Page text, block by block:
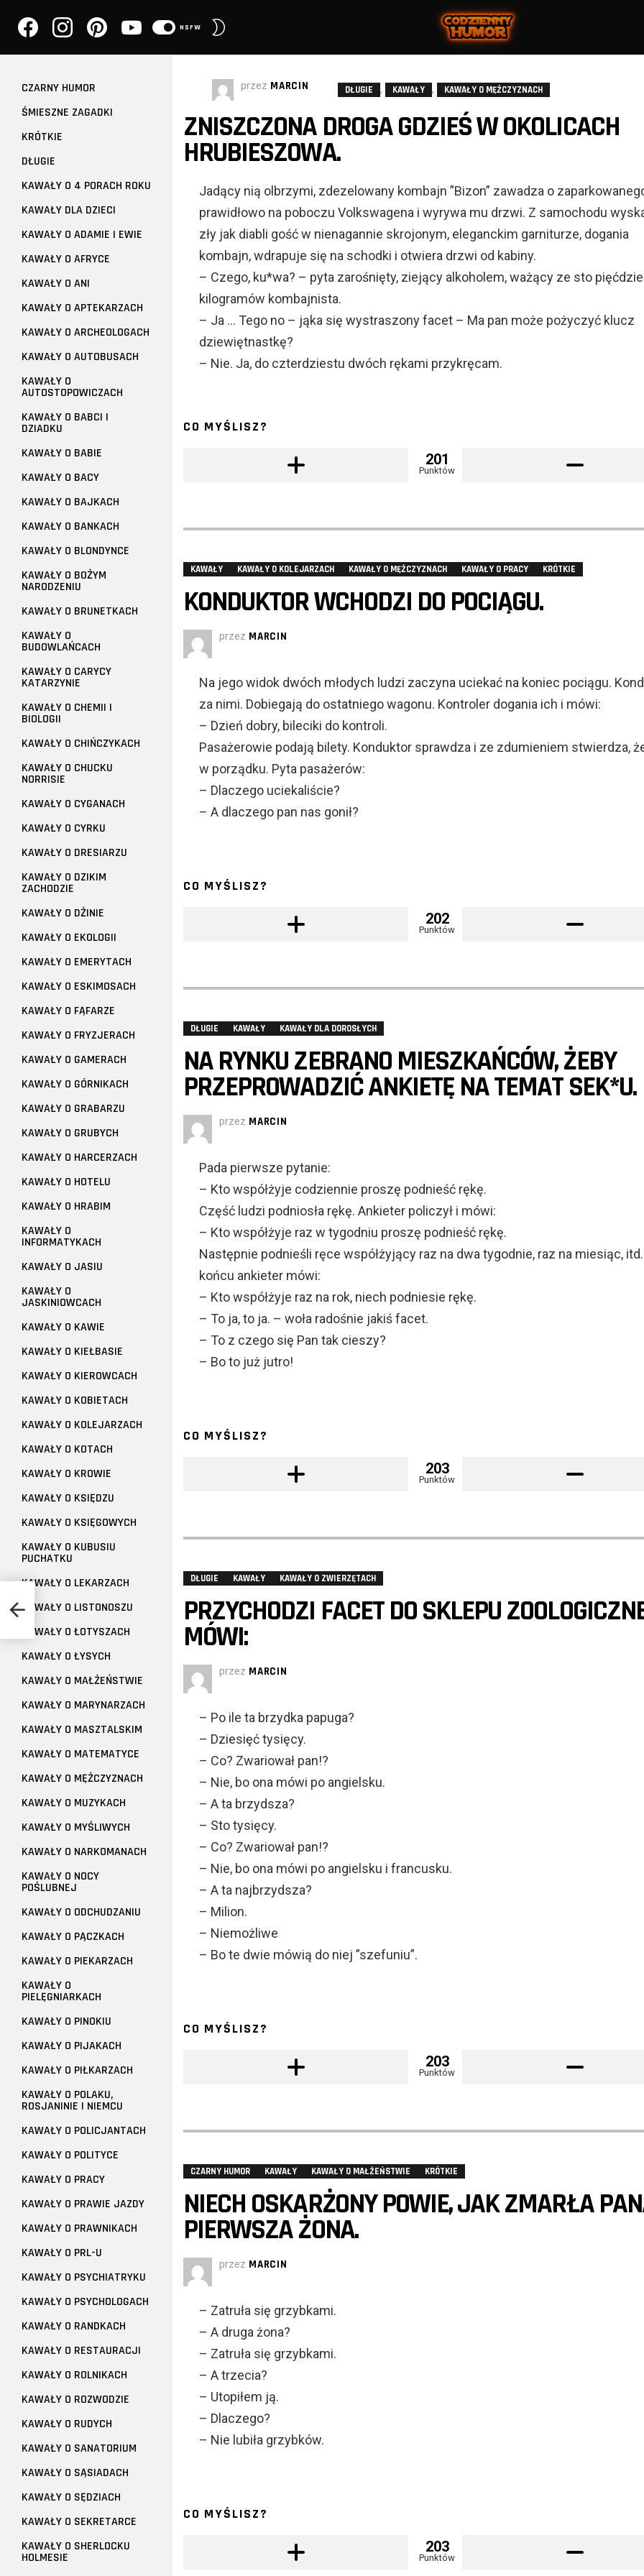
NSFW
przez MARCIN DŁUGIE , KAWAŁY , KAWAŁY O MĘŻCZYZNACH
ZNISZCZONA DROGA GDZIEŚ W OKOLICACH
HRUBIESZOWA.
Jadący nią olbrzymi, zdezelowany kombajn ”Bizon” zawadza o
prawidłowo na poboczu Volkswagena i wyrywa mu drzwi. Z samochodu
zły jak diabli gość w nienagannie skrojonym, eleganckim garniturze, dogania
kombajn, wdrapuje się na schodki i otwiera drzwi od kabiny.
– Czego, ku*wa? – pyta zarośnięty, ziejący alkoholem, ważący ze sto
kilogramów kombajnista.
– Ja … Tego no – jąka się wystraszony facet – Ma pan może pożyczyć klucz
dziewiętnastkę?
– Nie. Ja, do czterdziestu dwóch rękami przykręcam.
CO MYŚLISZ?
201
Punktów
KAWAŁY KAWAŁY O KOLEJARZACH KAWAŁY O MĘŻCZYZNACH KAWAŁY O PRACY KRÓTKIE
KONDUKTOR WCHODZI DO POCIĄGU.
przez MARCIN
Na jego widok dwóch młodych ludzi zaczyna uciekać na koniec pociągu.
za nimi. Dobiegają do ostatniego wagonu. Kontroler dogania ich i mówi:
– Dzień dobry, bileciki do kontroli.
Pasażerowie podają bilety. Konduktor sprawdza i ze zdumieniem stwierdza,
w porządku. Pyta pasażerów:
– Dlaczego uciekaliście?
– A dlaczego pan nas gonił?
CO MYŚLISZ?
202
Punktów
DŁUGIE KAWAŁY KAWAŁY DLA DOROSŁYCH
NA RYNKU ZEBRANO MIESZKAŃCÓW, ŻEBY
PRZEPROWADZIĆ ANKIETĘ NA TEMAT SEK*U.
przez MARCIN
Pada pierwsze pytanie:
– Kto współżyje codziennie proszę podnieść rękę.
Część ludzi podniosła rękę. Ankieter policzył i mówi:
– Kto współżyje raz w tygodniu proszę podnieść rękę.
Następnie podnieśli ręce współżyjący raz na dwa tygodnie, raz na miesiąc,
końcu ankieter mówi:
– Kto współżyje raz na rok, niech podniesie rękę.
– To ja, to ja. – woła radośnie jakiś facet.
– To z czego się Pan tak cieszy?
– Bo to już jutro!
CO MYŚLISZ?
203
Punktów
DŁUGIE KAWAŁY KAWAŁY O ZWIERZĘTACH
PRZYCHODZI FACET DO SKLEPU
MÓWI:
przez MARCIN
– Po ile ta brzydka papuga?
– Dziesięć tysięcy.
– Co? Zwariował pan!?
– Nie, bo ona mówi po angielsku.
– A ta brzydsza?
– Sto tysięcy.
– Co? Zwariował pan!?
– Nie, bo ona mówi po angielsku i francusku.
– A ta najbrzydsza?
– Milion.
– Niemożliwe
– Bo te dwie mówią do niej ”szefuniu”.
CO MYŚLISZ?
203
Punktów
CZARNY HUMOR KAWAŁY KAWAŁY O MAŁŻEŃSTWIE KRÓTKIE
NIECH OSKARŻONY POWIE, JAK ZMARŁA
PIERWSZA ŻONA.
przez MARCIN
– Zatruła się grzybkami.
– A druga żona?
– Zatruła się grzybkami.
– A trzecia?
– Utopiłem ją.
– Dlaczego?
– Nie lubiła grzybków.
CO MYŚLISZ?
203
Punktów
CZARNY HUMOR
ŚMIESZNE ZAGADKI
KRÓTKIE
DŁUGIE
KAWAŁY O 4 PORACH ROKU
KAWAŁY DLA DZIECI
KAWAŁY O ADAMIE I EWIE
KAWAŁY O AFRYCE
KAWAŁY O ANI
KAWAŁY O APTEKARZACH
KAWAŁY O ARCHEOLOGACH
KAWAŁY O AUTOBUSACH
KAWAŁY O
AUTOSTOPOWICZACH
KAWAŁY O BABCI I
DZIADKU
KAWAŁY O BABIE
KAWAŁY O BACY
KAWAŁY O BAJKACH
KAWAŁY O BANKACH
KAWAŁY O BLONDYNCE
KAWAŁY O BOŻYM
NARODZENIU
KAWAŁY O BRUNETKACH
KAWAŁY O
BUDOWLAŃCACH
KAWAŁY O CARYCY
KATARZYNIE
KAWAŁY O CHEMII I
BIOLOGII
KAWAŁY O CHIŃCZYKACH
KAWAŁY O CHUCKU
NORRISIE
KAWAŁY O CYGANACH
KAWAŁY O CYRKU
KAWAŁY O DRESIARZU
KAWAŁY O DZIKIM
ZACHODZIE
KAWAŁY O DŻINIE
KAWAŁY O EKOLOGII
KAWAŁY O EMERYTACH
KAWAŁY O ESKIMOSACH
KAWAŁY O FĄFARZE
KAWAŁY O FRYZJERACH
KAWAŁY O GAMERACH
KAWAŁY O GÓRNIKACH
KAWAŁY O GRABARZU
KAWAŁY O GRUBYCH
KAWAŁY O HARCERZACH
KAWAŁY O HOTELU
KAWAŁY O HRABIM
KAWAŁY O
INFORMATYKACH
KAWAŁY O JASIU
KAWAŁY O
JASKINIOWCACH
KAWAŁY O KAWIE
KAWAŁY O KIEŁBASIE
KAWAŁY O KIEROWCACH
KAWAŁY O KOBIETACH
KAWAŁY O KOLEJARZACH
KAWAŁY O KOTACH
KAWAŁY O KROWIE
KAWAŁY O KSIĘDZU
KAWAŁY O KSIĘGOWYCH
KAWAŁY O KUBUSIU
PUCHATKU
KAWAŁY O LEKARZACH
KAWAŁY O LISTONOSZU
KAWAŁY O ŁOTYSZACH
KAWAŁY O ŁYSYCH
KAWAŁY O MAŁŻEŃSTWIE
KAWAŁY O MARYNARZACH
KAWAŁY O MASZTALSKIM
KAWAŁY O MATEMATYCE
KAWAŁY O MĘŻCZYZNACH
KAWAŁY O MUZYKACH
KAWAŁY O MYŚLIWYCH
KAWAŁY O NARKOMANACH
KAWAŁY O NOCY
POŚLUBNEJ
KAWAŁY O ODCHUDZANIU
KAWAŁY O PĄCZKACH
KAWAŁY O PIEKARZACH
KAWAŁY O
PIELĘGNIARKACH
KAWAŁY O PINOKIU
KAWAŁY O PIJAKACH
KAWAŁY O PIŁKARZACH
KAWAŁY O POLAKU,
ROSJANINIE I NIEMCU
KAWAŁY O POLICJANTACH
KAWAŁY O POLITYCE
KAWAŁY O PRACY
KAWAŁY O PRAWIE JAZDY
KAWAŁY O PRAWNIKACH
KAWAŁY O PRL-U
KAWAŁY O PSYCHIATRYKU
KAWAŁY O PSYCHOLOGACH
KAWAŁY O RANDKACH
KAWAŁY O RESTAURACJI
KAWAŁY O ROLNIKACH
KAWAŁY O ROZWODZIE
KAWAŁY O RUDYCH
KAWAŁY O SANATORIUM
KAWAŁY O SĄSIADACH
KAWAŁY O SĘDZIACH
KAWAŁY O SEKRETARCE
KAWAŁY O SHERLOCKU
HOLMESIE